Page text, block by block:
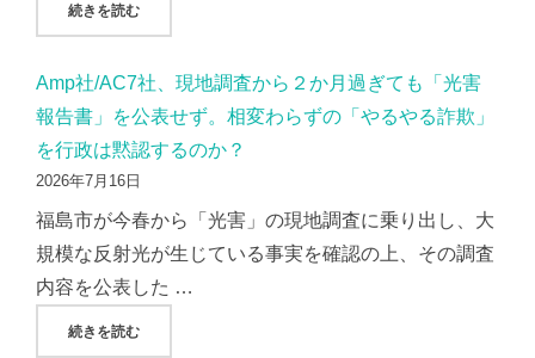
続きを読む"東邦銀行、株主総会での質疑応答を「隠蔽」？録画映像か
Amp社/AC7社、現地調査から２か月過ぎても「光害
報告書」を公表せず。相変わらずの「やるやる詐欺」
を行政は黙認するのか？
2026年7月16日
福島市が今春から「光害」の現地調査に乗り出し、大
規模な反射光が生じている事実を確認の上、その調査
内容を公表した …
続きを読む"AMP社/AC7社、現地調査から２か月過ぎても「光害報告